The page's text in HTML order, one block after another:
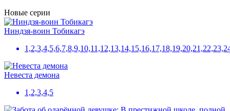
Новые серии
Ниндзя-воин Тобикагэ
Невеста демона
1,2,3,4,5